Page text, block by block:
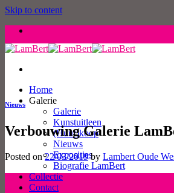
Skip to content
Home
Galerie
Galerie
Kunstuitleen
(Huur)koop
Nieuws
Exposities
Biografie LamBert
Collectie
Contact
Nieuws
Verbouwing Galerie
Posted on22/03/2019by Lambert Oude